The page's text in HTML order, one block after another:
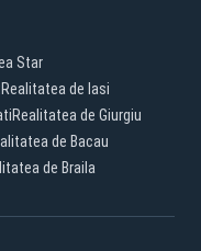
Star
Realitatea de Iasi
Realitatea de Giurgiu
de Bacau
de Braila